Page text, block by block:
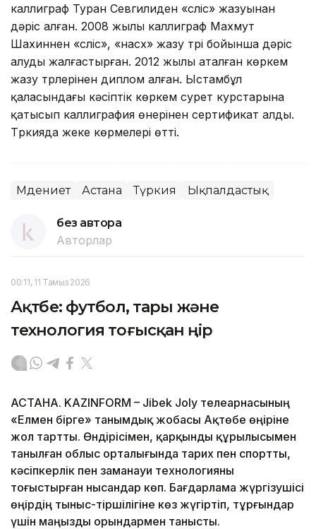
каллиграф Туран Севгилиден «сүліс» жазуынан
дәріс алған. 2008 жылы каллиграф Махмут
Шахиннен «сүліс», «насх» жазу түрі бойынша дәріс
алуды жалғастырған. 2012 жылы аталған көркем
жазу түрлерінен диплом алған. Ыстамбұл
қаласындағы кәсіптік көркем сурет курстарына
қатысып каллиграфия өнерінен сертификат алды.
Түркияда жеке көрмелері өтті.
Мәдениет Астана Түркия Ықпалдастық
без автора
Авторлар
00:11, 11 Тамыз 2026
Ақтөбе: футбол, тары және
технология тоғысқан өңір
АСТАНА. KAZINFORM – Jibek Joly телеарнасының
«Елмен бірге» танымдық жобасы Ақтөбе өңіріне
жол тартты. Өндірісімен, қарқынды құрылысымен
танылған облыс орталығында тарих пен спортты,
кәсіпкерлік пен заманауи технологияны
тоғыстырған нысандар көп. Бағдарлама жүргізушісі
өңірдің тыныс-тіршілігіне көз жүгіртіп, тұрғындар
үшін маңызды орындармен танысты.